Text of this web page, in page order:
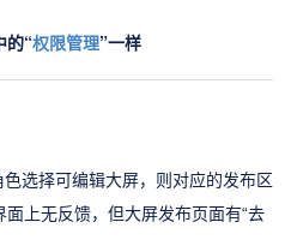
的“权限管理”一样
选择可编辑大屏，则对应的发布区
上无反馈，但大屏发布页面有“去